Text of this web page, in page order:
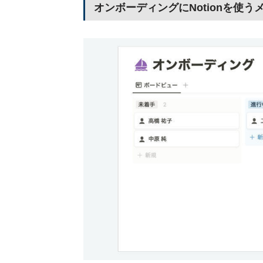
オンボーディングにNotionを使う